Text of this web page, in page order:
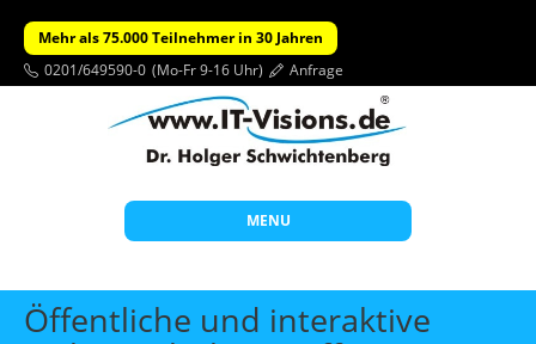
Mehr als 75.000 Teilnehmer in 30 Jahren
0201/649590-0 (Mo-Fr 9-16 Uhr) Anfrage
MENU
Start
Themen
Öffentliche und interaktive